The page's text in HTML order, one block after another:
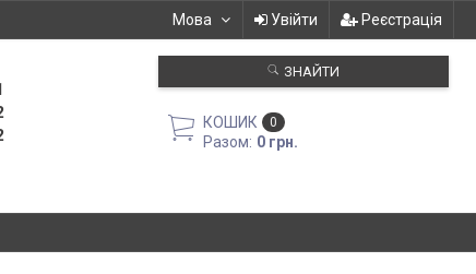
Мова Увійти Реєстрація
ЗНАЙТИ
КОШИК 0
Разом: 0 грн.